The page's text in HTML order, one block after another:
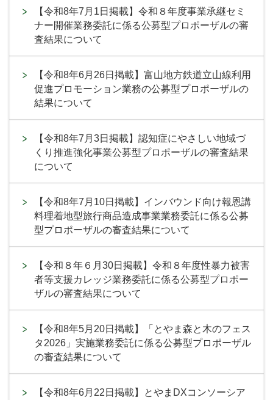
【令和8年7月1日掲載】令和８年度事業承継セミ
ナー開催業務委託に係る公募型プロポーザルの審
査結果について
【令和8年6月26日掲載】富山地方鉄道立山線利用
促進プロモーション業務の公募型プロポーザルの
結果について
【令和8年7月3日掲載】認知症にやさしい地域づ
くり推進強化事業公募型プロポーザルの審査結果
について
【令和8年7月10日掲載】インバウンド向け報恩講
料理着地型旅行商品造成事業業務委託に係る公募
型プロポーザルの審査結果について
【令和８年６月30日掲載】令和８年度性暴力被害
者等支援カレッジ業務委託に係る公募型プロポー
ザルの審査結果について
【令和8年5月20日掲載】「とやま森と木のフェス
タ2026」実施業務委託に係る公募型プロポーザル
の審査結果について
【令和8年6月22日掲載】とやまDXコンソーシア